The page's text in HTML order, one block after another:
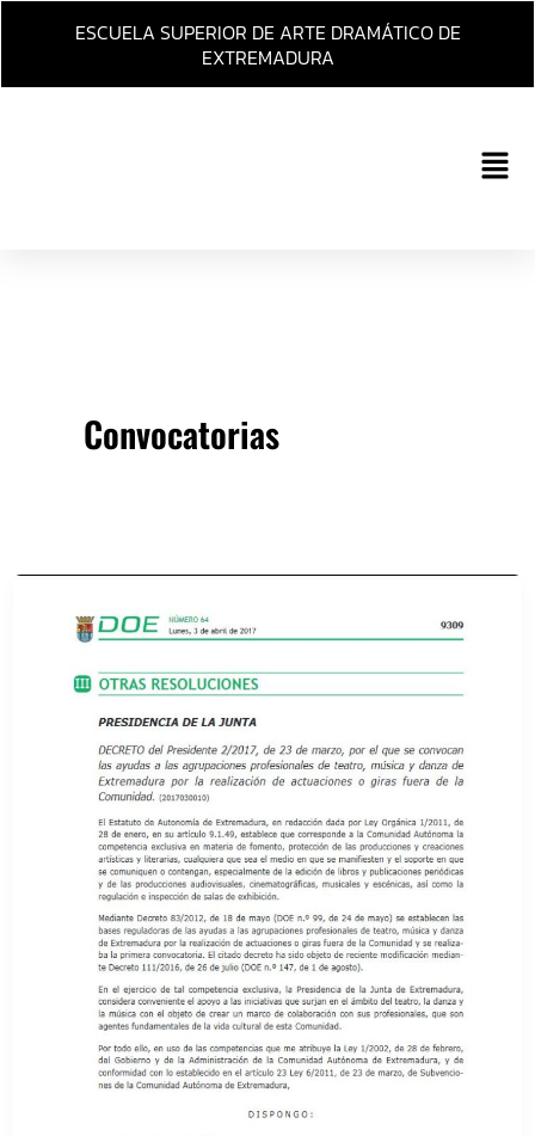
Ir
ESCUELA SUPERIOR DE ARTE DRAMÁTICO DE
EXTREMADURA
Main
Convocatorias